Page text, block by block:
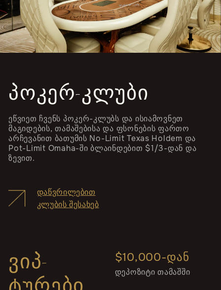
ᲞᲝᲙᲔᲠ-ᲙᲚᲣᲑᲘ
ეწვიეთ ჩვენს პოკერ-კლუბს და ისიამოვნეთ
მაგიდების, თამაშებისა და ფსონების ფართო
არჩევანით ბათუმის No-Limit Texas Holdem და
Pot-Limit Omaha-ში ბლაინდებით $1/3-დან და
ზევით.
ᲓᲐᲬᲕᲠᲘᲚᲔᲑᲘᲗ
ᲙᲚᲣᲑᲘᲡ ᲨᲔᲡᲐᲮᲔᲑ
ᲕᲘᲞ-
$10,000-ᲓᲐᲜ
დეპოზიტი თამაშში